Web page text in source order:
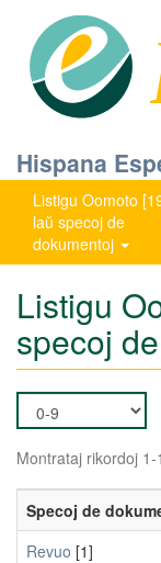
Hispana
Listigu Oomoto
laŭ specoj de
dokumentoj
Listigu
specoj
Montrataj rikordoj 1-
Specoj de
Revuo [1]